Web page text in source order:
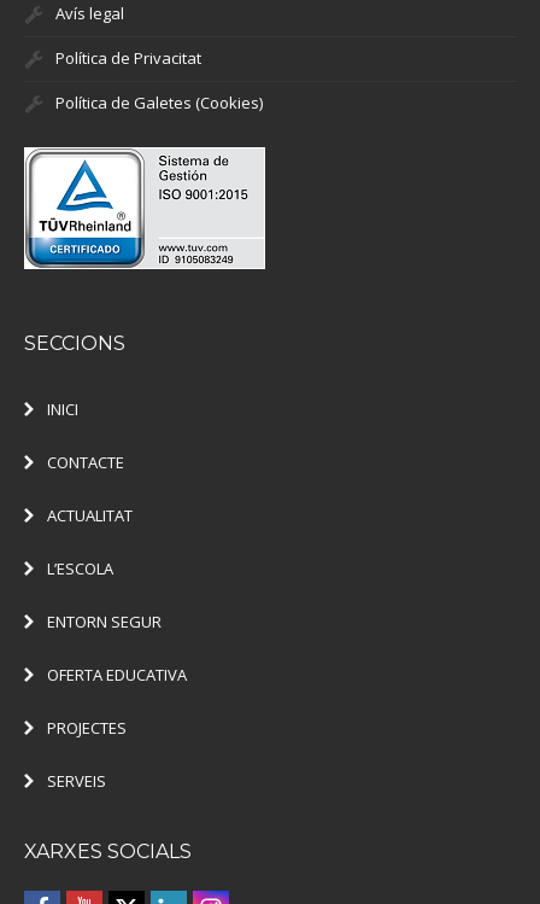
Avís legal
Política de Privacitat
Política de Galetes (Cookies)
SECCIONS
INICI
CONTACTE
ACTUALITAT
L’ESCOLA
ENTORN SEGUR
OFERTA EDUCATIVA
PROJECTES
SERVEIS
XARXES SOCIALS